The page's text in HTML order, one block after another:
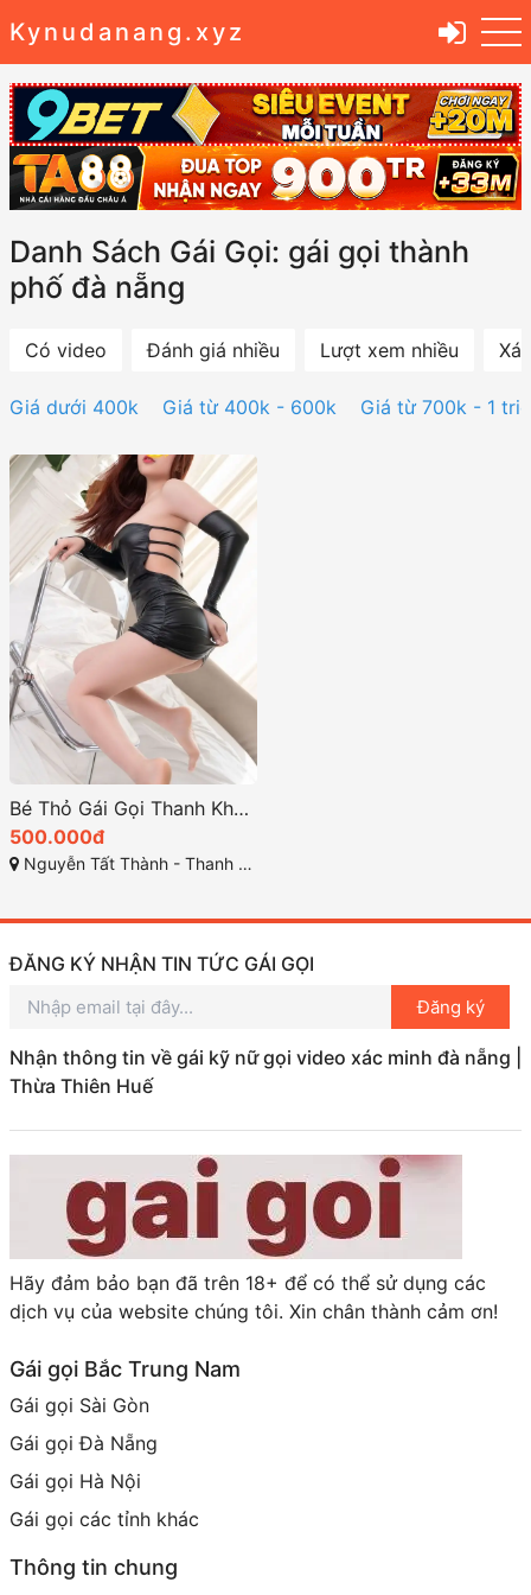
Kynudanang.xyz
Danh Sách Gái Gọi: gái gọi thành
phố đà nẵng
Có video Đánh giá nhiều Lượt xem nhiều
Giá dưới 400k Giá từ 400k - 600k Giá từ 700k - 1
Bé Thỏ Gái Gọi Thanh Khê: Ngon Giá Mềm, Dịch Vụ Chất Xanh Non Tươi RóI
500.000đ
Nguyễn Tất Thành - Thanh Khê - Đà Nẵng
ĐĂNG KÝ NHẬN TIN TỨC GÁI GỌI
Đăng ký
Nhận thông tin về gái kỹ nữ gọi video xác minh đà nẵng |
Thừa Thiên Huế
Hãy đảm bảo bạn đã trên 18+ để có thể sử dụng các
dịch vụ của website chúng tôi. Xin chân thành cảm ơn!
Gái gọi Bắc Trung Nam
Gái gọi Sài Gòn
Gái gọi Đà Nẵng
Gái gọi Hà Nội
Gái gọi các tỉnh khác
Thông tin chung